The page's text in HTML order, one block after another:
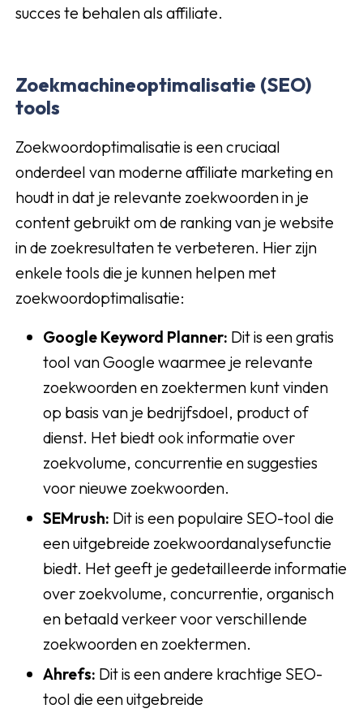
succes te behalen als affiliate.
Zoekmachineoptimalisatie (SEO)
tools
Zoekwoordoptimalisatie is een cruciaal
onderdeel van moderne affiliate marketing en
houdt in dat je relevante zoekwoorden in je
content gebruikt om de ranking van je website
in de zoekresultaten te verbeteren. Hier zijn
enkele tools die je kunnen helpen met
zoekwoordoptimalisatie:
Google Keyword Planner: Dit is een gratis
tool van Google waarmee je relevante
zoekwoorden en zoektermen kunt vinden
op basis van je bedrijfsdoel, product of
dienst. Het biedt ook informatie over
zoekvolume, concurrentie en suggesties
voor nieuwe zoekwoorden.
SEMrush: Dit is een populaire SEO-tool die
een uitgebreide zoekwoordanalysefunctie
biedt. Het geeft je gedetailleerde informatie
over zoekvolume, concurrentie, organisch
en betaald verkeer voor verschillende
zoekwoorden en zoektermen.
Ahrefs: Dit is een andere krachtige SEO-
tool die een uitgebreide